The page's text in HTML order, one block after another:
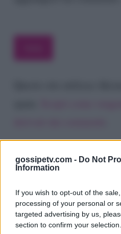
gossipetv.com - Do Not
Information
If you wish to opt-out of the
processing of your personal or
targeted advertising by us,
section to confirm your selection.